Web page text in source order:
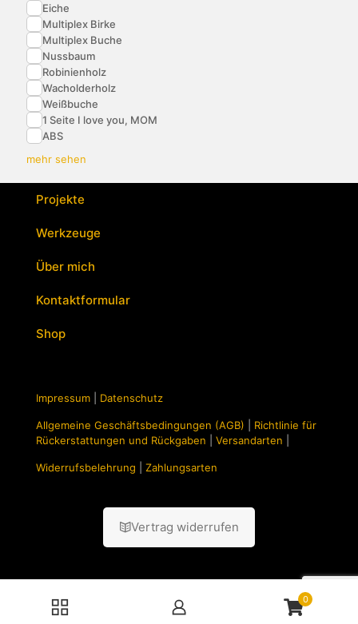
Eiche
Multiplex Birke
Multiplex Buche
Nussbaum
Robinienholz
Wacholderholz
Weißbuche
1 Seite I love you, MOM
ABS
mehr sehen
Projekte
Werkzeuge
Über mich
Kontaktformular
Shop
Impressum Datenschutz
Allgemeine Geschäftsbedingungen (AGB)
Richtlinie für
Rückerstattungen und Rückgaben
Versandarten
Widerrufsbelehrung Zahlungsarten
Vertrag widerrufen
0